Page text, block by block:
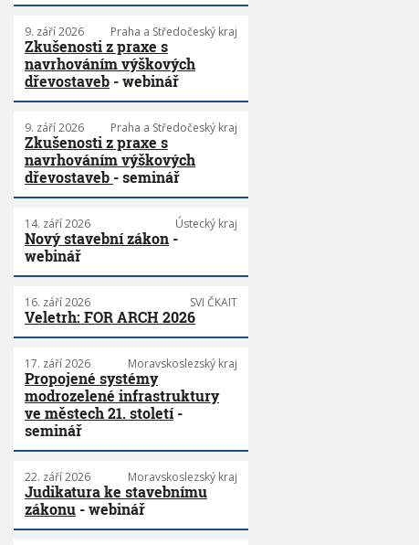
9. září 2026 Praha a Středočeský kraj
Zkušenosti z praxe s
navrhováním výškových
dřevostaveb - webinář
9. září 2026 Praha a Středočeský kraj
Zkušenosti z praxe s
navrhováním výškových
dřevostaveb - seminář
14. září 2026 Ústecký kraj
Nový stavební zákon -
webinář
16. září 2026 SVI ČKAIT
Veletrh: FOR ARCH 2026
17. září 2026 Moravskoslezský kraj
Propojené systémy
modrozelené infrastruktury
ve městech 21. století-
seminář
22. září 2026 Moravskoslezský kraj
Judikatura ke stavebnímu
zákonu - webinář